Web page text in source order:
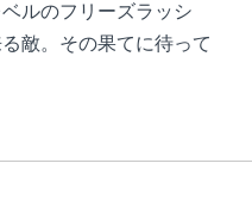
ルのフリーズラッシ
敵。その果てに待って